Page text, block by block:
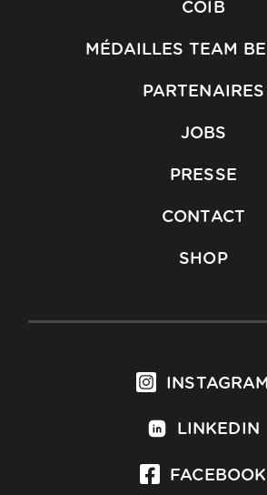
COIB
MÉDAILLES TEAM
PARTENAIRES
JOBS
PRESSE
CONTACT
SHOP
INSTAGRAM
LINKEDIN
FACEBOOK